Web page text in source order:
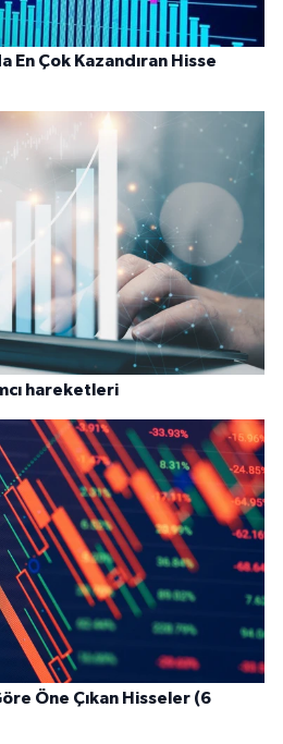
En Çok Kazandıran Hisse
hareketleri
Öne Çıkan Hisseler (6